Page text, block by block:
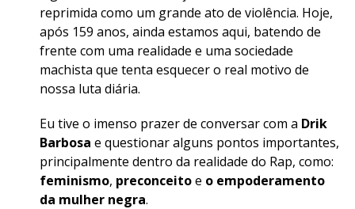
reprimida como um grande ato de violência. Hoje,
após 159 anos, ainda estamos aqui, batendo de
frente com uma realidade e uma sociedade
machista que tenta esquecer o real motivo de
nossa luta diária.
Eu tive o imenso prazer de conversar com a Drik
Barbosa e questionar alguns pontos importantes,
principalmente dentro da realidade do Rap, como:
feminismo, preconceitoe o empoderamento
da mulher negra.